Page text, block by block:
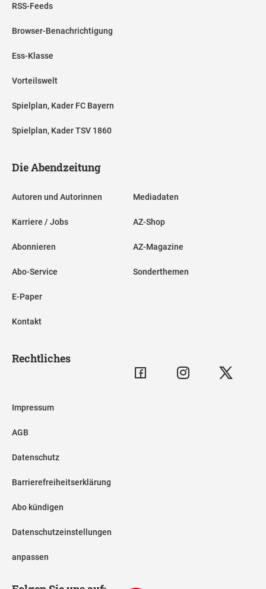
RSS-Feeds
Browser-Benachrichtigung
Ess-Klasse
Vorteilswelt
Spielplan, Kader FC Bayern
Spielplan, Kader TSV 1860
Die Abendzeitung
Autoren und Autorinnen
Karriere / Jobs
Abonnieren
Abo-Service
E-Paper
Kontakt
Mediadaten
AZ-Shop
AZ-Magazine
Sonderthemen
Rechtliches
Impressum
AGB
Datenschutz
Barrierefreiheitserklärung
Abo kündigen
Datenschutzeinstellungen
anpassen